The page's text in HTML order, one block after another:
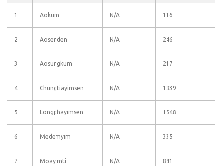
1 Aokum N/A 116
2 Aosenden N/A 246
3 Aosungkum N/A 217
4 Chungtiayimsen N/A 1839
5 Longphayimsen N/A 1548
6 Medemyim N/A 335
7 Moayimti N/A 841